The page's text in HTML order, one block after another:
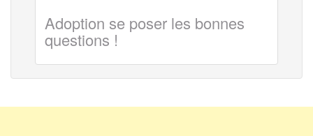
Adoption se poser les bonnes
questions !